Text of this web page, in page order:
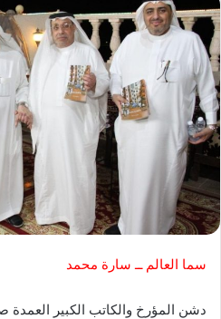
سما العالم ــ سارة محمد
دشن المؤرخ والكاتب الكبير العمدة